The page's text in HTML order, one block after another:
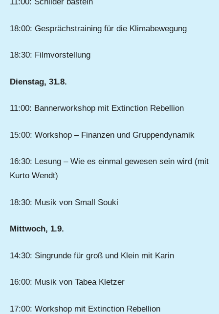
18:00: Gesprächstraining für die Klimabewegung
18:30: Filmvorstellung
Dienstag, 31.8.
11:00: Bannerworkshop mit Extinction Rebellion
15:00: Workshop – Finanzen und Gruppendynamik
16:30: Lesung – Wie es einmal gewesen sein wird (mit
Kurto Wendt)
18:30: Musik von Small Souki
Mittwoch, 1.9.
14:30: Singrunde für groß und Klein mit Karin
16:00: Musik von Tabea Kletzer
17:00: Workshop mit Extinction Rebellion